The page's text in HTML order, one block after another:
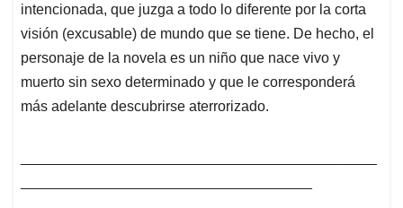
intencionada, que juzga a todo lo diferente por la corta
visión (excusable) de mundo que se tiene. De hecho, el
personaje de la novela es un niño que nace vivo y
muerto sin sexo determinado y que le corresponderá
más adelante descubrirse aterrorizado.